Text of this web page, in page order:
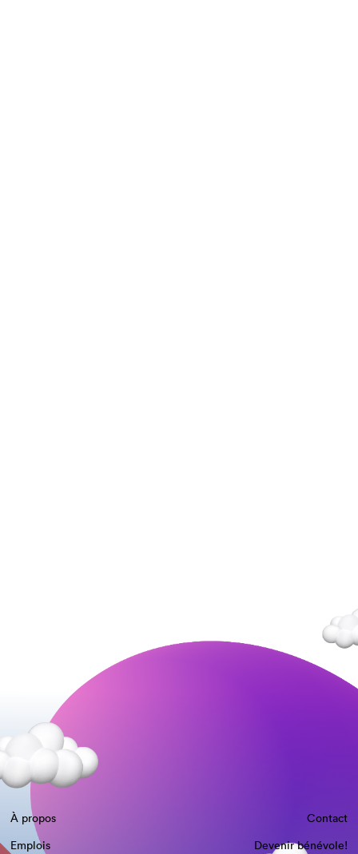
À propos
Contact
Emplois
Devenir bénévole!